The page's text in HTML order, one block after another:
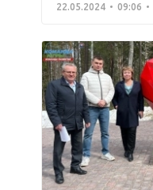
22.05.2024 09:06